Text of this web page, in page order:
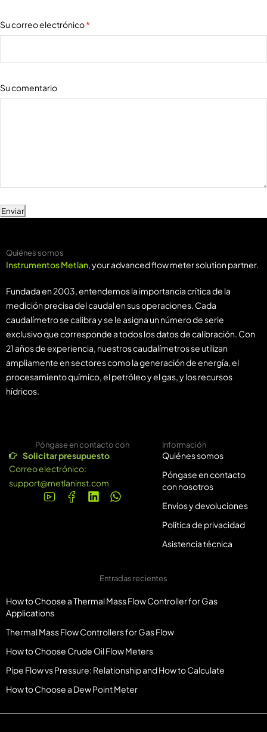
Su correo electrónico*
Su comentario
Enviar
Quiénes somos
Instrumentos Metlan, your advanced flow meter solution partner.
Fundada en 2003, entendemos la importancia crítica de la
medición precisa del caudal en sus operaciones. Cada
caudalímetro se calibra y se le asigna un número de serie
exclusivo que corresponde a todos los datos de calibración. Con
21 años de experiencia, nuestros caudalímetros se utilizan
ampliamente en sectores como la generación de energía, el
procesamiento químico, el petróleo y el gas, y los recursos
hídricos.
Póngase en contacto con
Solicitar presupuesto
Correo electrónico:
support@metlaninst.com
Información
Quiénes somos
Póngase en contacto
con nosotros
Envíos y devoluciones
Política de privacidad
Asistencia técnica
Entradas recientes
How to Choose a Thermal Mass Flow Controller for Gas
Applications
Thermal Mass Flow Controllers for Gas Flow
How to Choose Crude Oil Flow Meters
Pipe Flow vs Pressure: Relationship and How to Calculate
How to Choose a Dew Point Meter